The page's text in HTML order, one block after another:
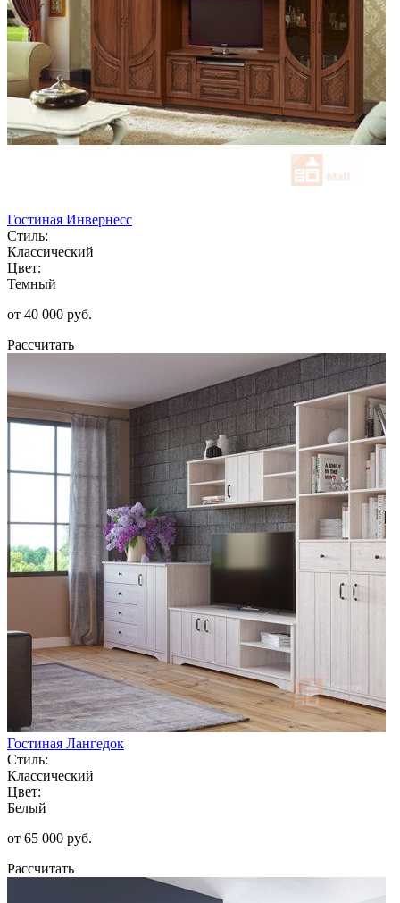
Гостиная Инвернесс
Стиль:
Классический
Цвет:
Темный
от 40 000 руб.
Рассчитать
Гостиная Лангедок
Стиль:
Классический
Цвет:
Белый
от 65 000 руб.
Рассчитать